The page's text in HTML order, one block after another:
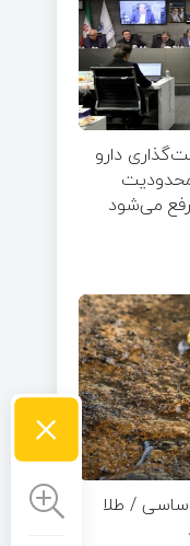
دارو
رفع می‌شود
/ طلا
×